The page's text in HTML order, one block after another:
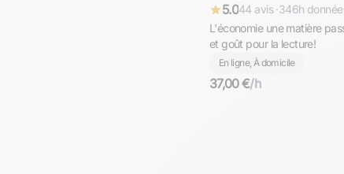
5.044 avis ·346h
L'économie une matière
et goût pour la lecture!
En ligne, À domicile
37,00 €/h